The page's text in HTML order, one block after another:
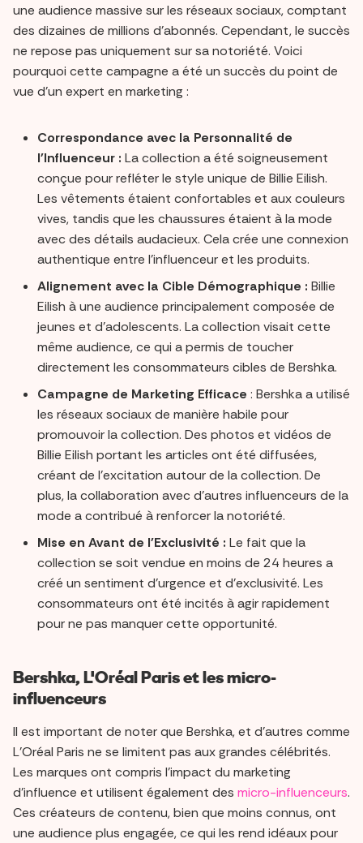
une audience massive sur les réseaux sociaux, comptant
des dizaines de millions d'abonnés. Cependant, le succès
ne repose pas uniquement sur sa notoriété. Voici
pourquoi cette campagne a été un succès du point de
vue d'un expert en marketing :
Correspondance avec la Personnalité de
l'Influenceur : La collection a été soigneusement
conçue pour refléter le style unique de Billie Eilish.
Les vêtements étaient confortables et aux couleurs
vives, tandis que les chaussures étaient à la mode
avec des détails audacieux. Cela crée une connexion
authentique entre l'influenceur et les produits.
Alignement avec la Cible Démographique : Billie
Eilish à une audience principalement composée de
jeunes et d'adolescents. La collection visait cette
même audience, ce qui a permis de toucher
directement les consommateurs cibles de Bershka.
Campagne de Marketing Efficace : Bershka a utilisé
les réseaux sociaux de manière habile pour
promouvoir la collection. Des photos et vidéos de
Billie Eilish portant les articles ont été diffusées,
créant de l'excitation autour de la collection. De
plus, la collaboration avec d'autres influenceurs de la
mode a contribué à renforcer la notoriété.
Mise en Avant de l'Exclusivité : Le fait que la
collection se soit vendue en moins de 24 heures a
créé un sentiment d'urgence et d'exclusivité. Les
consommateurs ont été incités à agir rapidement
pour ne pas manquer cette opportunité.
Bershka, L'Oréal Paris et les micro-
influenceurs
Il est important de noter que Bershka, et d'autres comme
L'Oréal Paris ne se limitent pas aux grandes célébrités.
Les marques ont compris l'impact du marketing
d'influence et utilisent également des micro-influenceurs.
Ces créateurs de contenu, bien que moins connus, ont
une audience plus engagée, ce qui les rend idéaux pour